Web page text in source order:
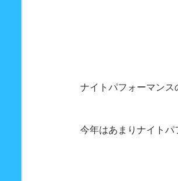
ナイトパフォーマンス
今年はあまりナイトパ